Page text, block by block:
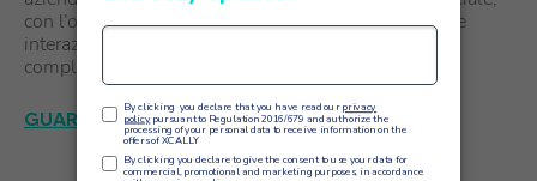
con l’obiettivo di semplificare i processi, migliorare le
interazioni con i clienti e aumentare l’efficienza
complessiva. In XCALLY crediamo che l’AI…
GUARDA ORA